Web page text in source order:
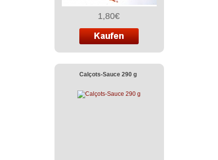
1,80€
Calçots-Sauce 290 g